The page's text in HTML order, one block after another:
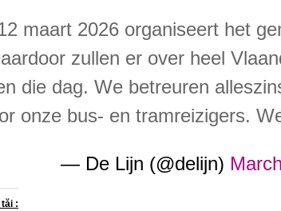
maart 2026 organiseert het
zullen er over heel
die dag. We betreuren
onze bus- en tramreizigers.
— De Lijn (@delijn)
: